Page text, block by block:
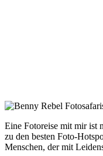
Eine Fotoreise mit mir ist
zu den besten Foto-
Menschen, der mit